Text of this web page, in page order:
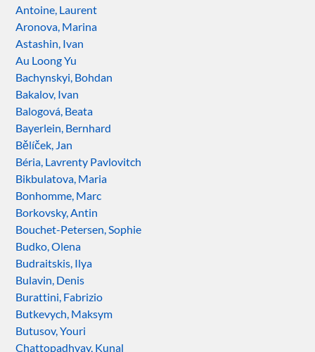
Antoine, Laurent
Aronova, Marina
Astashin, Ivan
Au Loong Yu
Bachynskyi, Bohdan
Bakalov, Ivan
Balogová, Beata
Bayerlein, Bernhard
Bělíček, Jan
Béria, Lavrenty Pavlovitch
Bikbulatova, Maria
Bonhomme, Marc
Borkovsky, Antin
Bouchet-Petersen, Sophie
Budko, Olena
Budraitskis, Ilya
Bulavin, Denis
Burattini, Fabrizio
Butkevych, Maksym
Butusov, Youri
Chattopadhyay, Kunal